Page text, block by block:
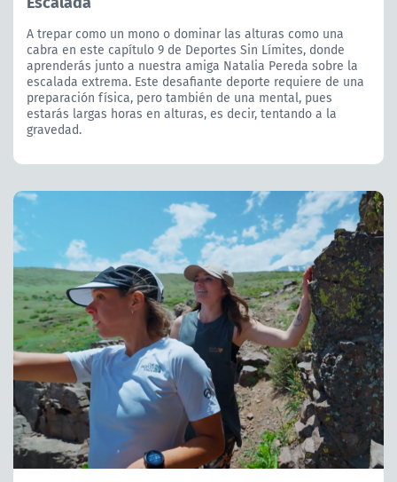
A trepar como un mono o dominar las alturas como una
cabra en este capítulo 9 de Deportes Sin Límites, donde
aprenderás junto a nuestra amiga Natalia Pereda sobre la
escalada extrema. Este desafiante deporte requiere de una
preparación física, pero también de una mental, pues
estarás largas horas en alturas, es decir, tentando a la
gravedad.